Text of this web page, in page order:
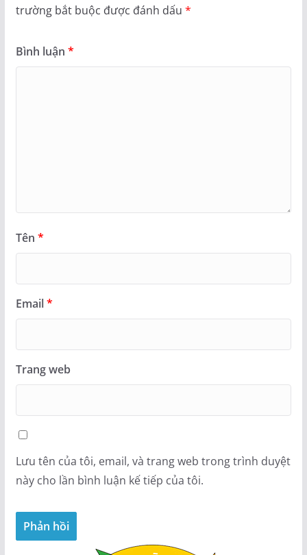
trường bắt buộc được đánh dấu *
Bình luận *
Tên *
Email*
Trang web
Lưu tên của tôi, email, và trang web trong trình duyệt
này cho lần bình luận kế tiếp của tôi.